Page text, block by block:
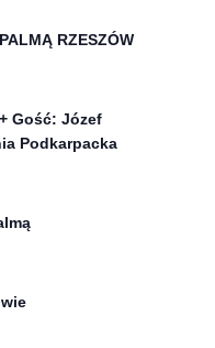
RZESZÓW
Gość: Józef
Podkarpacka